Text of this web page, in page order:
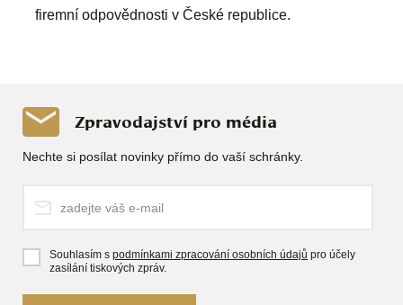
firemní odpovědnosti v České republice.
Zpravodajství pro média
Nechte si posílat novinky přímo do vaší schránky.
Souhlasím spodmínkami zpracování osobních údajů pro účely
zasílání tiskových zpráv.